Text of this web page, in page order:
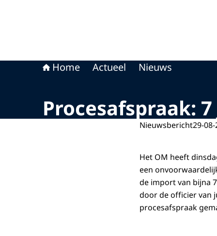
Home Actueel Nieuws
Procesafspraak:
Nieuwsbericht29-
Het OM heeft
een
de import van bijna
door de officier van
procesafspraak